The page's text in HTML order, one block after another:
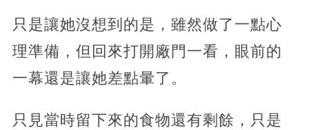
只是讓她沒想到的是，雖然做了一點心
理準備，但回來打開廠門一看，眼前的
一幕還是讓她差點暈了。
只見當時留下來的食物還有剩餘，只是